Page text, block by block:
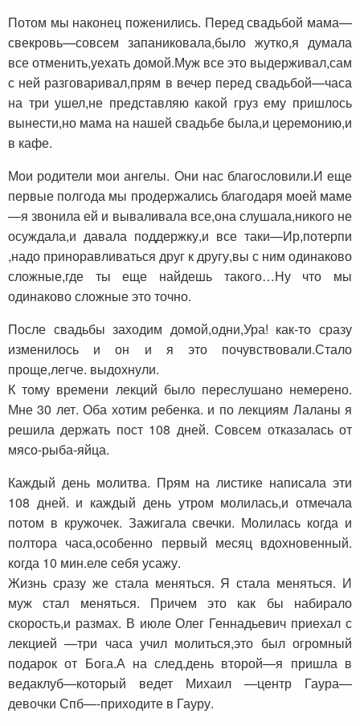
Потом мы наконец поженились. Перед свадьбой мама—
свекровь—совсем запаниковала,было жутко,я думала
все отменить,уехать домой.Муж все это выдерживал,сам
с ней разговаривал,прям в вечер перед свадьбой—часа
на три ушел,не представляю какой груз ему пришлось
вынести,но мама на нашей свадьбе была,и церемонию,и
в кафе.
Мои родители мои ангелы. Они нас благословили.И еще
первые полгода мы продержались благодаря моей маме
—я звонила ей и вываливала все,она слушала,никого не
осуждала,и давала поддержку,и все таки—Ир,потерпи
,надо приноравливаться друг к другу,вы с ним одинаково
сложные,где ты еще найдешь такого…Ну что мы
одинаково сложные это точно.
После свадьбы заходим домой,одни,Ура! как-то сразу
изменилось и он и я это почувствовали.Стало
проще,легче. выдохнули.
К тому времени лекций было переслушано немерено.
Мне 30 лет. Оба хотим ребенка. и по лекциям Лаланы я
решила держать пост 108 дней. Совсем отказалась от
мясо-рыба-яйца.
Каждый день молитва. Прям на листике написала эти
108 дней. и каждый день утром молилась,и отмечала
потом в кружочек. Зажигала свечки. Молилась когда и
полтора часа,особенно первый месяц вдохновенный.
когда 10 мин.еле себя усажу.
Жизнь сразу же стала меняться. Я стала меняться. И
муж стал меняться. Причем это как бы набирало
скорость,и размах. В июле Олег Геннадьевич приехал с
лекцией —три часа учил молиться,это был огромный
подарок от Бога.А на след.день второй—я пришла в
ведаклуб—который ведет Михаил —центр Гаура—
девочки Спб—-приходите в Гауру.